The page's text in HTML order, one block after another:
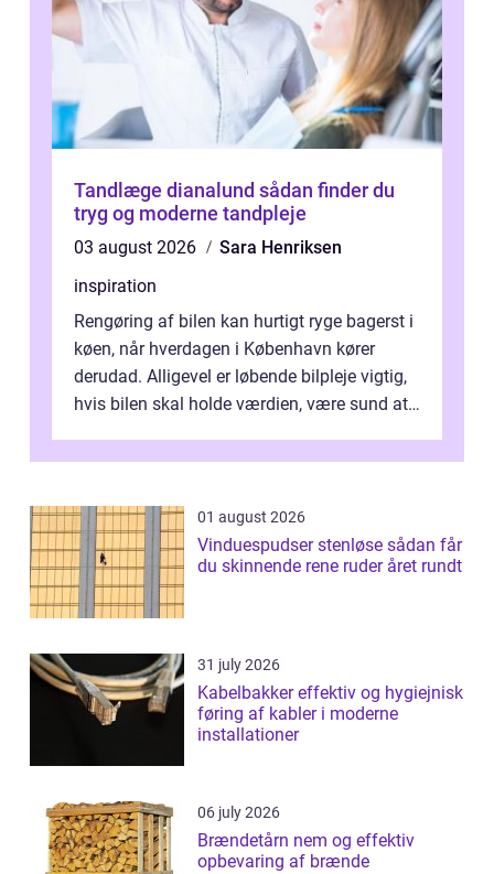
Tandlæge dianalund sådan finder du
tryg og moderne tandpleje
03 august 2026
Sara Henriksen
inspiration
Rengøring af bilen kan hurtigt ryge bagerst i
køen, når hverdagen i København kører
derudad. Alligevel er løbende bilpleje vigtig,
hvis bilen skal holde værdien, være sund at
01 august 2026
Vinduespudser stenløse sådan får
du skinnende rene ruder året rundt
31 july 2026
Kabelbakker effektiv og hygiejnisk
føring af kabler i moderne
installationer
06 july 2026
Brændetårn nem og effektiv
opbevaring af brænde